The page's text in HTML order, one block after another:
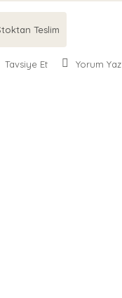
Teslim
Tavsiye Et Yorum Yaz